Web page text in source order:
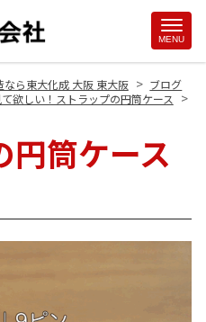
MENU
ら東大化成 大阪 東大阪 > ブログ
欲しい！ストラップの円筒ケース >
円筒ケース